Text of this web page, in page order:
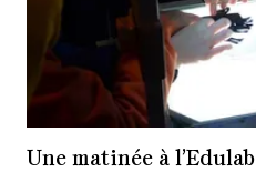
Une matinée à l’Edulab